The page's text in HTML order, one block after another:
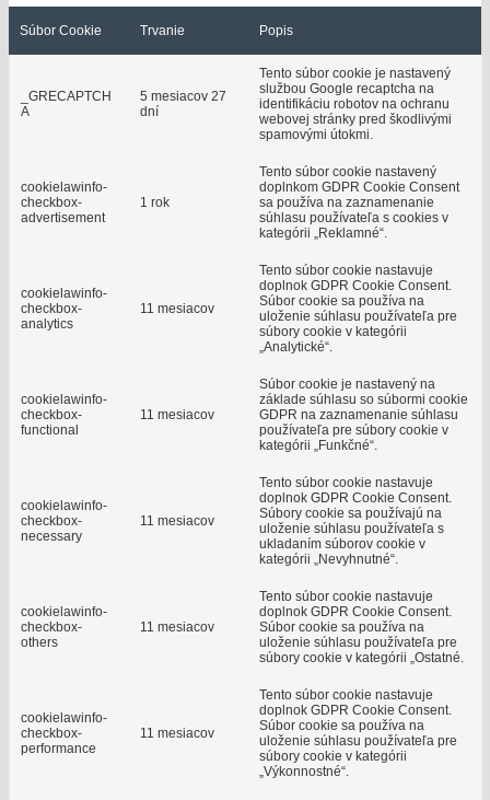
Súbor Cookie Trvanie Popis
_GRECAPTCH
A
5 mesiacov 27
dní
Tento súbor cookie je nastavený
službou Google recaptcha na
identifikáciu robotov na ochranu
webovej stránky pred škodlivými
spamovými útokmi.
cookielawinfo-
checkbox-
advertisement
1 rok
Tento súbor cookie nastavený
doplnkom GDPR Cookie Consent
sa používa na zaznamenanie
súhlasu používateľa s cookies v
kategórii „Reklamné“.
cookielawinfo-
checkbox-
analytics
11 mesiacov
Tento súbor cookie nastavuje
doplnok GDPR Cookie Consent.
Súbor cookie sa používa na
uloženie súhlasu používateľa pre
súbory cookie v kategórii
„Analytické“.
cookielawinfo-
checkbox-
functional
11 mesiacov
Súbor cookie je nastavený na
základe súhlasu so súbormi cookie
GDPR na zaznamenanie súhlasu
používateľa pre súbory cookie v
kategórii „Funkčné“.
cookielawinfo-
checkbox-
necessary
11 mesiacov
Tento súbor cookie nastavuje
doplnok GDPR Cookie Consent.
Súbory cookie sa používajú na
uloženie súhlasu používateľa s
ukladaním súborov cookie v
kategórii „Nevyhnutné“.
cookielawinfo-
checkbox-
others
11 mesiacov
Tento súbor cookie nastavuje
doplnok GDPR Cookie Consent.
Súbor cookie sa používa na
uloženie súhlasu používateľa pre
súbory cookie v kategórii „Ostatné.
cookielawinfo-
checkbox-
performance
11 mesiacov
Tento súbor cookie nastavuje
doplnok GDPR Cookie Consent.
Súbor cookie sa používa na
uloženie súhlasu používateľa pre
súbory cookie v kategórii
„Výkonnostné“.